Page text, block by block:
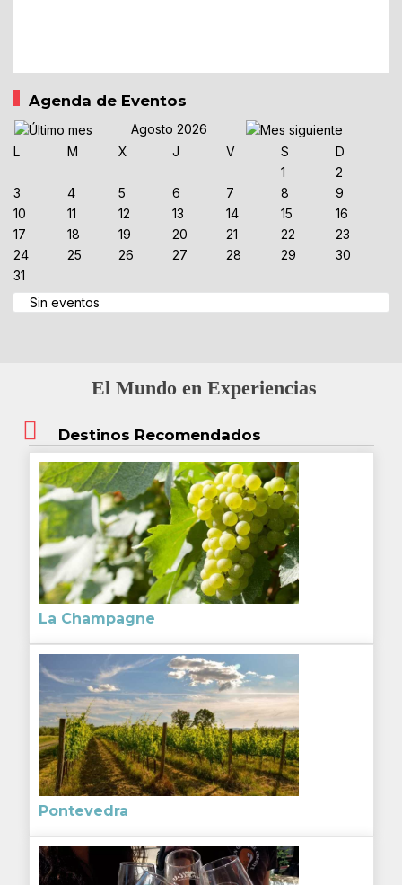
Agenda de Eventos
Agosto 2026
L
M X J V S
D
1
2
3
4 5 6 7 8
9
10
11 12 13 14 15
16
17
18 19 20 21 22
23
24
25 26 27 28 29
30
31
Sin eventos
El Mundo en Experiencias
Destinos Recomendados
La Champagne
Pontevedra